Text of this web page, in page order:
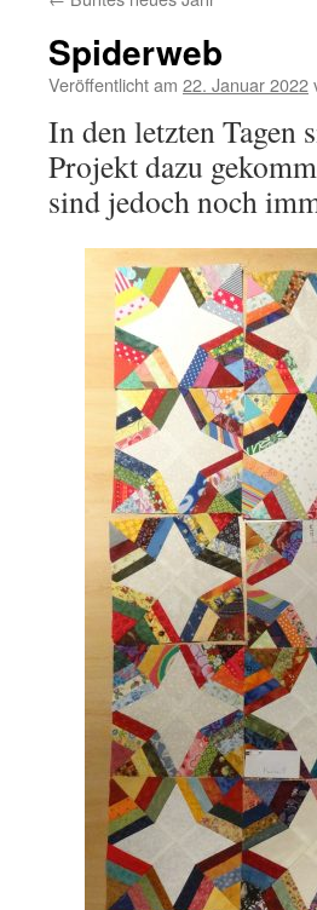
Spiderweb
Veröffentlicht am 22. Januar 2022
In den letzten Tagen
Projekt dazu
sind jedoch noch